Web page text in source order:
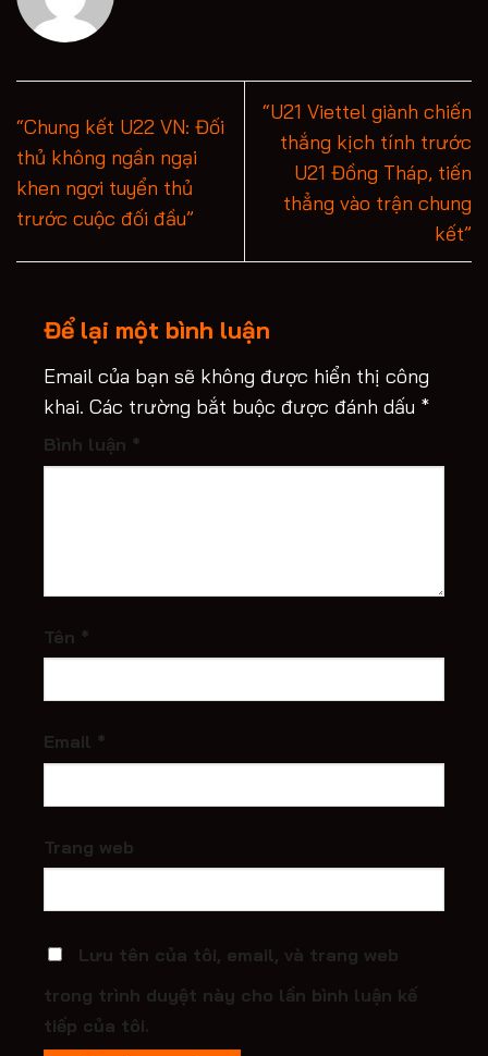
“Chung kết U22 VN: Đối
thủ không ngần ngại
khen ngợi tuyển thủ
trước cuộc đối đầu”
“U21 Viettel giành chiến
thắng kịch tính trước
U21 Đồng Tháp, tiến
thẳng vào trận chung
kết”
Để lại một bình luận
Email của bạn sẽ không được hiển thị công
khai. Các trường bắt buộc được đánh dấu *
Bình luận *
Tên *
Email *
Trang web
Lưu tên của tôi, email, và trang web
trong trình duyệt này cho lần bình luận kế
tiếp của tôi.